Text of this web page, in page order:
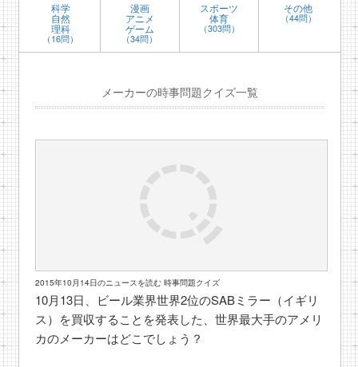
科学
自然
理科
（16問）
漫画
アニメ
ゲーム
（34問）
スポーツ
体育
（303問）
その他
（44問）
メーカーの時事問題クイズ一覧
2015年10月14日のニュースを読む 時事問題クイズ
10月13日、ビール業界世界2位のSABミラー（イギリ
ス）を買収することを発表した、世界最大手のアメリ
カのメーカーはどこでしょう？